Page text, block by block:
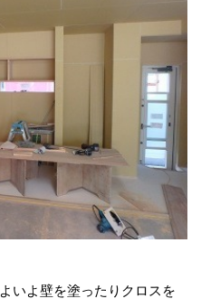
いよ壁を塗ったりクロスを